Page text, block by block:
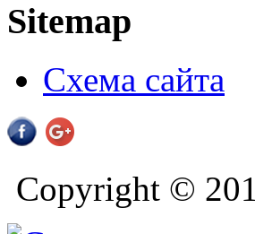
Sitemap
Схема сайта
Copyright ©